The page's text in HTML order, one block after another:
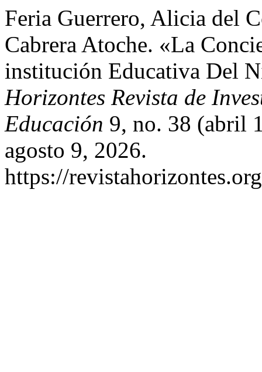
Feria Guerrero, Alicia del
Cabrera Atoche. «La
institución Educativa Del
Horizontes Revista de
Educación 9, no. 38 (abril
agosto 9, 2026.
https://